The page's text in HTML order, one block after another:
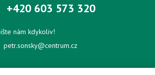
+420 603 573 320
nám kdykoliv!
petr.sonsky@centrum.cz